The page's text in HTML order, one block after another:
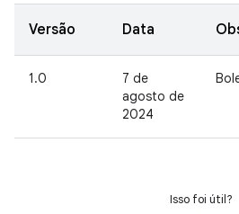
Versão Data
1.0
7 de
agosto de
2024
Isso foi útil?